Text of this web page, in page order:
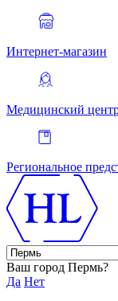
Интернет-магазин
Медицинский
Региональное
Ваш город Пермь?
Да Нет